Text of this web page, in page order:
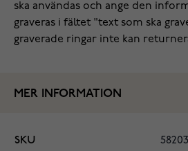
ska användas och ange den
graveras i fältet "text som ska
graverade ringar inte kan
MER INFORMATION
SKU 58203